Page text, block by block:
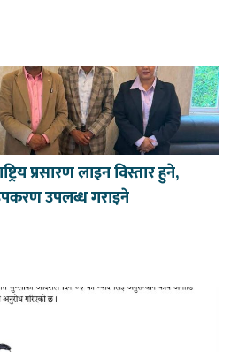
प्रसारण लाइन विस्तार हुने,
उपलब्ध गराइने